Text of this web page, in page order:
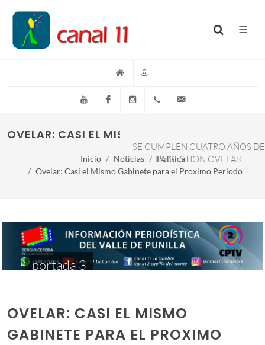
YouTube FacebookInstagram(+54)(9)3548-576073
OVELAR: CASI EL MISMO GABINETE PARA EL
SE CUMPLEN CUATRO AÑOS DE
LA GESTION OVELAR
Inicio Noticias
Política
Ovelar: Casi el Mismo Gabinete para el Proximo Periodo
portada 3
OVELAR: CASI EL MISMO
GABINETE PARA EL PROXIMO